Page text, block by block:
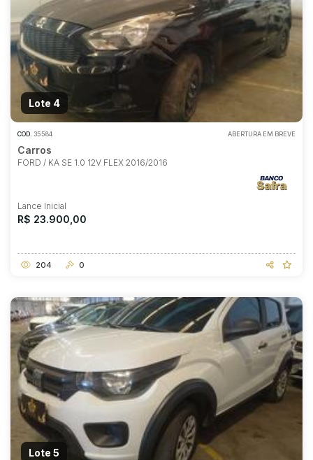
Lote 4
COD. 35584 ABERTURA EM BREVE
Carros
FORD / KA SE 1.0 12V FLEX 2016/2016
Lance Inicial
R$ 23.900,00
204 0
Lote 5